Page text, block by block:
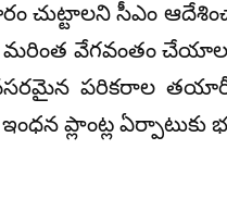
చుట్టాలని సీఎం
మరింత వేగవంతం
పరికరాల
ప్లాంట్ల ఏర్పాటుకు